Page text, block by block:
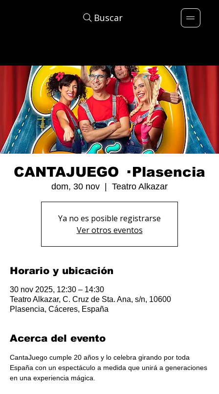
Buscar
CANTAJUEGO · Plasencia
dom, 30 nov Teatro Alkazar
Ya no es posible registrarse
Ver otros eventos
Horario y ubicación
30 nov 2025, 12:30 – 14:30
Teatro Alkazar, C. Cruz de Sta. Ana, s/n, 10600
Plasencia, Cáceres, España
Acerca del evento
CantaJuego cumple 20 años y lo celebra girando por toda
España con un espectáculo a medida que unirá a generaciones
en una experiencia mágica.